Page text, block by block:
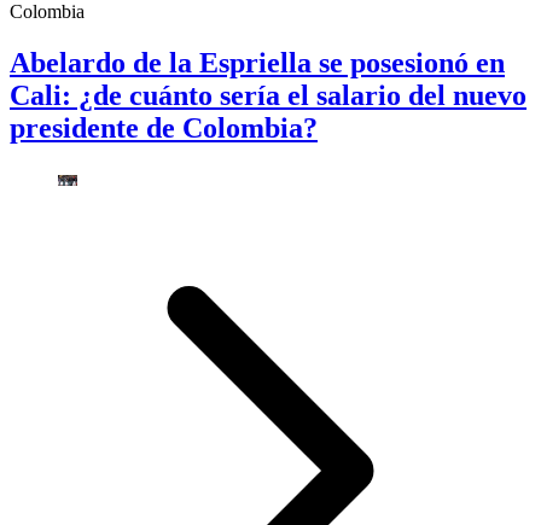
Colombia
Abelardo de la Espriella se posesionó en
Cali: ¿de cuánto sería el salario del nuevo
presidente de Colombia?